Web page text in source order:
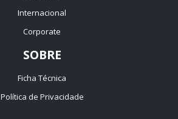
Internacional
Corporate
SOBRE
Ficha Técnica
Política de Privacidade